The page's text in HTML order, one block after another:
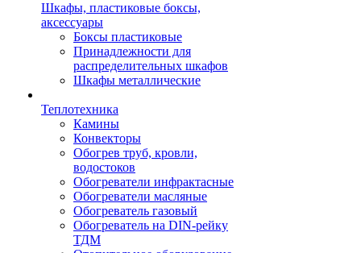
Шкафы, пластиковые боксы,
аксессуары
Боксы пластиковые
Принадлежности для
распределительных шкафов
Шкафы металлические
Теплотехника
Камины
Конвекторы
Обогрев труб, кровли,
водостоков
Обогреватели инфрактасные
Обогреватели масляные
Обогреватель газовый
Обогреватель на DIN-рейку
ТДМ